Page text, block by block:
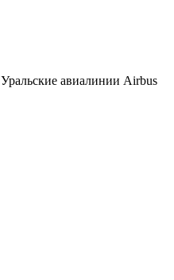
Уральские авиалинии Airbus